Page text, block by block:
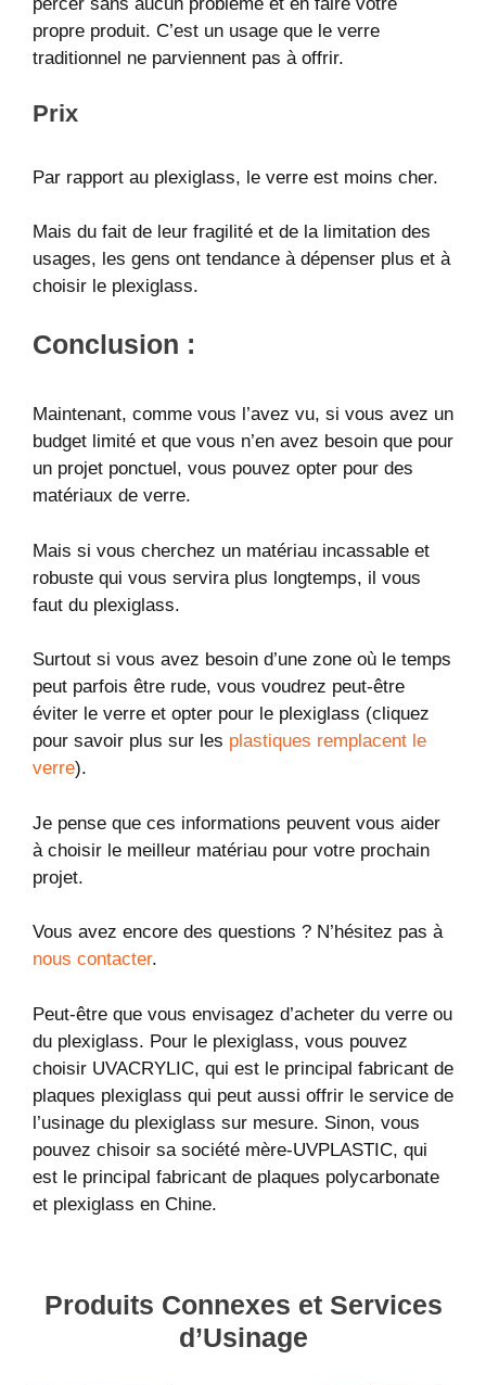
propre produit. C’est un usage que le verre
traditionnel ne parviennent pas à offrir.
Prix
Par rapport au plexiglass, le verre est moins cher.
Mais du fait de leur fragilité et de la limitation des
usages, les gens ont tendance à dépenser plus et à
choisir le plexiglass.
Conclusion :
Maintenant, comme vous l’avez vu, si vous avez un
budget limité et que vous n’en avez besoin que pour
un projet ponctuel, vous pouvez opter pour des
matériaux de verre.
Mais si vous cherchez un matériau incassable et
robuste qui vous servira plus longtemps, il vous
faut du plexiglass.
Surtout si vous avez besoin d’une zone où le temps
peut parfois être rude, vous voudrez peut-être
éviter le verre et opter pour le plexiglass (cliquez
pour savoir plus sur les plastiques remplacent le
verre).
Je pense que ces informations peuvent vous aider
à choisir le meilleur matériau pour votre prochain
projet.
Vous avez encore des questions ? N’hésitez pas à
nous contacter.
Peut-être que vous envisagez d’acheter du verre ou
du plexiglass. Pour le plexiglass, vous pouvez
choisir UVACRYLIC, qui est le principal fabricant de
plaques plexiglass qui peut aussi offrir le service de
l’usinage du plexiglass sur mesure. Sinon, vous
pouvez chisoir sa société mère-UVPLASTIC, qui
est le principal fabricant de plaques polycarbonate
et plexiglass en Chine.
Produits Connexes et Services
d’Usinage